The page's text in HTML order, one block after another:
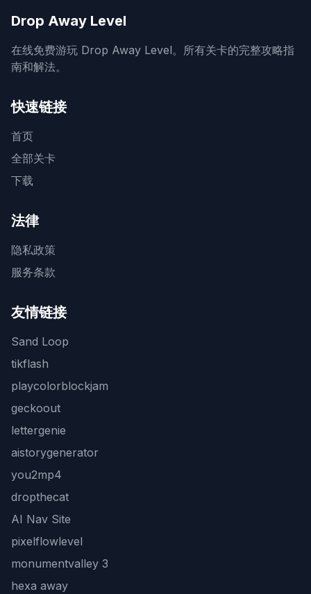
Drop Away Level
在线免费游玩 Drop Away Level。所有关卡的完整攻略指
南和解法。
快速链接
首页
全部关卡
下载
法律
隐私政策
服务条款
友情链接
Sand Loop
tikflash
playcolorblockjam
geckoout
lettergenie
aistorygenerator
you2mp4
dropthecat
AI Nav Site
pixelflowlevel
monumentvalley 3
hexa away